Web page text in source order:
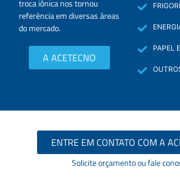
troca iônica nos tornou
referência em diversas áreas
do mercado.
A ACETECNO
PAPEL
ENTRE EM CONTATO COM A
Solicite orçamento ou fale